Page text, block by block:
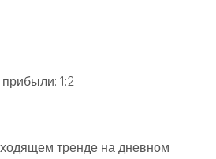
1:2
тренде на дневном